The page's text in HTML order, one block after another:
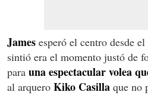
James esperó el centro desde
sintió era el momento justó de
para una espectacular volea
al arquero Kiko Casilla que no